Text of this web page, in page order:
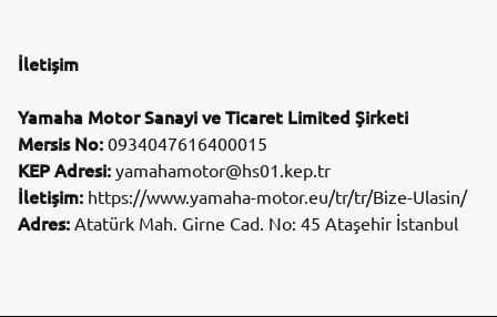
İletişim
Yamaha Motor Sanayi ve Ticaret Limited Şirketi
Mersis No: 0934047616400015
KEP Adresi: yamahamotor@hs01.kep.tr
İletişim: https://www.yamaha-motor.eu/tr/tr/Bize-Ulasin/
Adres: Atatürk Mah. Girne Cad. No: 45 Ataşehir İstanbul